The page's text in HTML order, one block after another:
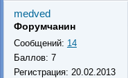
medved
Форумчанин
Сообщений: 14
Баллов: 7
Регистрация: 20.02.2013